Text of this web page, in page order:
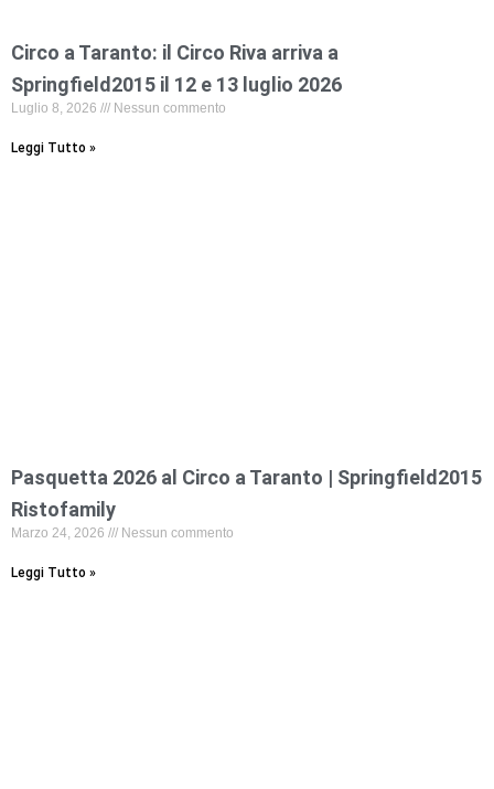
Circo a Taranto: il Circo Riva arriva a
Springfield2015 il 12 e 13 luglio 2026
Luglio 8, 2026 Nessun commento
Leggi Tutto »
Pasquetta 2026 al Circo a Taranto | Springfield2015
Ristofamily
Marzo 24, 2026 Nessun commento
Leggi Tutto »